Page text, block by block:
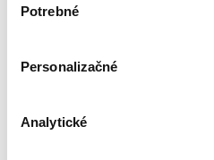
nám pomohlo, keby sme
súhlasu
Potrebné
Personalizačné
Analytické
Zúžiť výber
Bestsellery